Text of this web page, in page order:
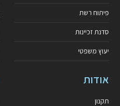
פיתוח רשת
סדנת זכיינות
יעוץ משפטי
אודות
תקנון